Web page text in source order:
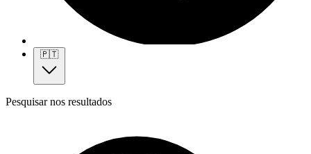
🇵🇹
Pesquisar nos resultados